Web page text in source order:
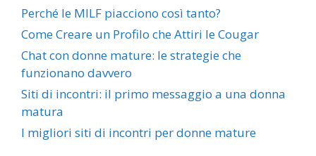
Perché le MILF piacciono così tanto?
Come Creare un Profilo che Attiri le Cougar
Chat con donne mature: le strategie che
funzionano davvero
Siti di incontri: il primo messaggio a una donna
matura
I migliori siti di incontri per donne mature